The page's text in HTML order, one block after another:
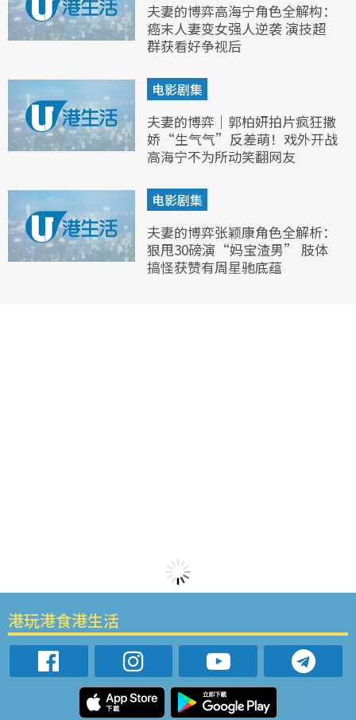
夫妻的博弈高海宁角色全解构：
癌末人妻变女强人逆袭 演技超
群获看好争视后
电影剧集
夫妻的博弈｜郭柏妍拍片疯狂撒
娇“生气气”反差萌！戏外开战
高海宁不为所动笑翻网友
电影剧集
夫妻的博弈张颖康角色全解析：
狠甩30磅演“妈宝渣男” 肢体
搞怪获赞有周星驰底蕴
港玩港食港生活